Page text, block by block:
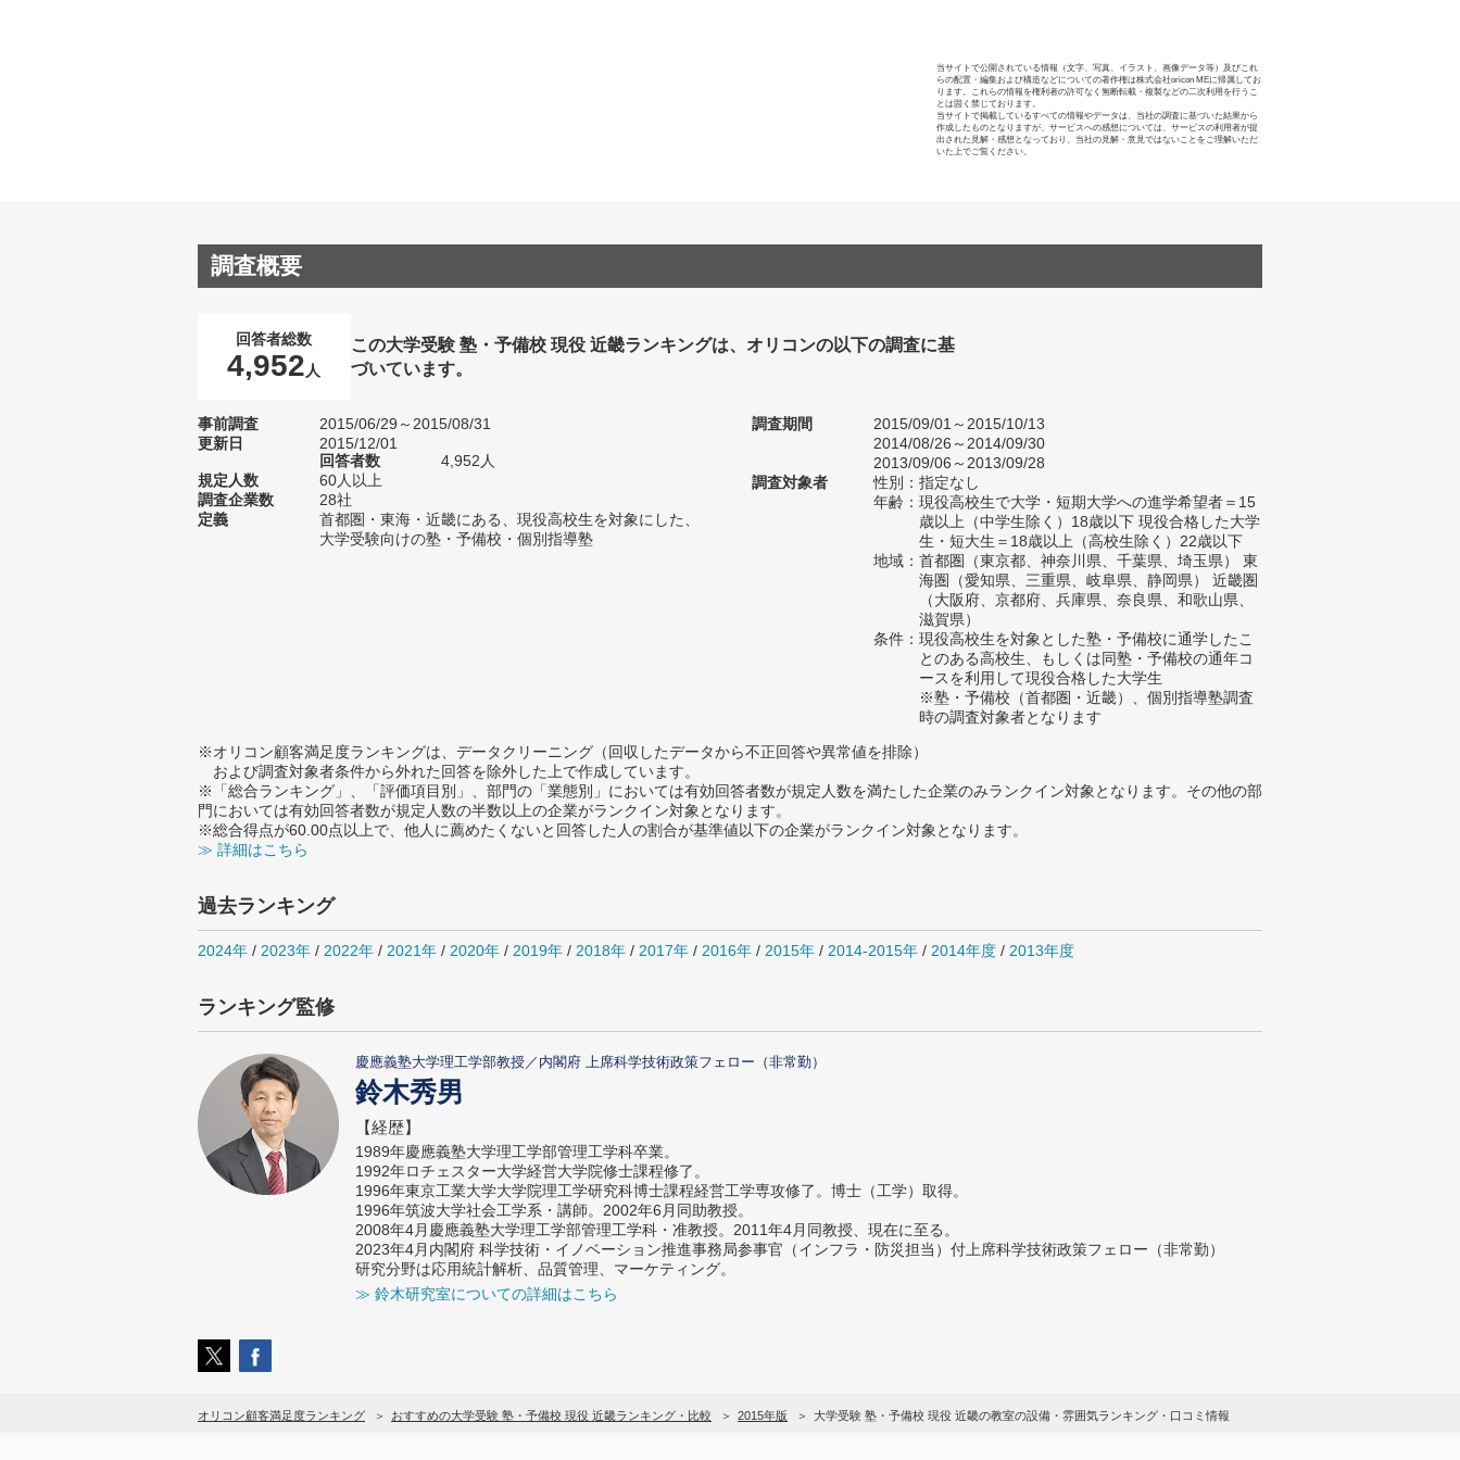
当サイトで公開されている情報（文字、写真、イラスト、画像データ等）及びこれ
らの配置・編集および構造などについての著作権は株式会社oricon MEに帰属してお
ります。これらの情報を権利者の許可なく無断転載・複製などの二次利用を行うこ
とは固く禁じております。
当サイトで掲載しているすべての情報やデータは、当社の調査に基づいた結果から
作成したものとなりますが、サービスへの感想については、サービスの利用者が提
出された見解・感想となっており、当社の見解・意見ではないことをご理解いただ
いた上でご覧ください。
調査概要
回答者総数
4,952 人
この大学受験 塾・予備校 現役 近畿ランキングは、オリコンの以下の調査に基
づいています。
事前調査
2015/06/29～2015/08/31
更新日
2015/12/01
回答者数
4,952人
規定人数
60人以上
調査企業数
28社
定義
首都圏・東海・近畿にある、現役高校生を対象にした、
大学受験向けの塾・予備校・個別指導塾
調査期間
2015/09/01～2015/10/13
2014/08/26～2014/09/30
2013/09/06～2013/09/28
調査対象者
性別：指定なし
年齢：現役高校生で大学・短期大学への進学希望者＝15
歳以上（中学生除く）18歳以下 現役合格した大学
生・短大生＝18歳以上（高校生除く）22歳以下
地域：首都圏（東京都、神奈川県、千葉県、埼玉県） 東
海圏（愛知県、三重県、岐阜県、静岡県） 近畿圏
（大阪府、京都府、兵庫県、奈良県、和歌山県、
滋賀県）
条件：現役高校生を対象とした塾・予備校に通学したこ
とのある高校生、もしくは同塾・予備校の通年コ
ースを利用して現役合格した大学生
※塾・予備校（首都圏・近畿）、個別指導塾調査
時の調査対象者となります
※オリコン顧客満足度ランキングは、データクリーニング（回収したデータから不正回答や異常値を排除）
および調査対象者条件から外れた回答を除外した上で作成しています。
※「総合ランキング」、「評価項目別」、部門の「業態別」においては有効回答者数が規定人数を満たした企業のみランクイン対象となります。その他の部
門においては有効回答者数が規定人数の半数以上の企業がランクイン対象となります。
※総合得点が60.00点以上で、他人に薦めたくないと回答した人の割合が基準値以下の企業がランクイン対象となります。
≫ 詳細はこちら
過去ランキング
2024年 / 2023年 / 2022年 / 2021年 / 2020年 / 2019年 / 2018年 / 2017年 / 2016年 / 2015年 / 2014-2015年 / 2014年度 / 2013年度
ランキング監修
慶應義塾大学理工学部教授／内閣府 上席科学技術政策フェロー（非常勤）
鈴木秀男
【経歴】
1989年慶應義塾大学理工学部管理工学科卒業。
1992年ロチェスター大学経営大学院修士課程修了。
1996年東京工業大学大学院理工学研究科博士課程経営工学専攻修了。博士（工学）取得。
1996年筑波大学社会工学系・講師。2002年6月同助教授。
2008年4月慶應義塾大学理工学部管理工学科・准教授。2011年4月同教授、現在に至る。
2023年4月内閣府 科学技術・イノベーション推進事務局参事官（インフラ・防災担当）付上席科学技術政策フェロー（非常勤）
研究分野は応用統計解析、品質管理、マーケティング。
≫ 鈴木研究室についての詳細はこちら
オリコン顧客満足度ランキング おすすめの大学受験 塾・予備校 現役 近畿ランキング・比較 2015年版 大学受験 塾・予備校 現役 近畿の教室の設備・雰囲気ランキング・口コミ情報